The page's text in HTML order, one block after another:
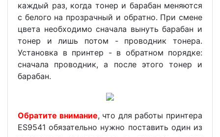
каждый раз, когда тонер и барабан меняются
с белого на прозрачный и обратно. При смене
цвета необходимо сначала вынуть барабан и
тонер и лишь потом - проводник тонера.
Установка в принтер - в обратном порядке:
сначала проводник, а после этого тонер и
барабан.
Обратите внимание, что для работы принтера
ES9541 обязательно нужно поставить один из